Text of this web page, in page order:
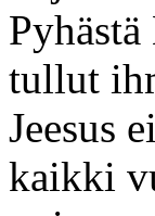
tullut
Jeesus
kaikki